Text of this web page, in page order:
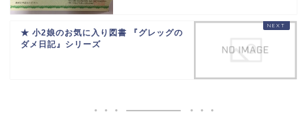
★ 小2娘のお気に入り図書 『グレッグの
ダメ日記』シリーズ